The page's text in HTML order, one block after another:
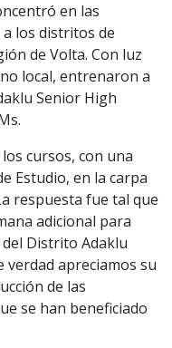
en las
a los distritos de
de Volta. Con luz
local, entrenaron a
Senior High
cursos, con una
Estudio, en la carpa
respuesta fue tal que
adicional para
del Distrito Adaklu
verdad apreciamos su
de las
se han beneficiado